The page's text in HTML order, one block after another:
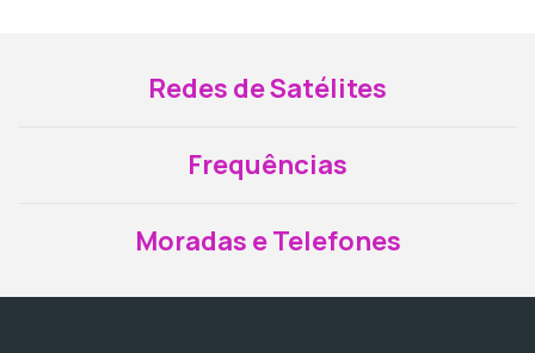
Redes de Satélites
Frequências
Moradas e Telefones